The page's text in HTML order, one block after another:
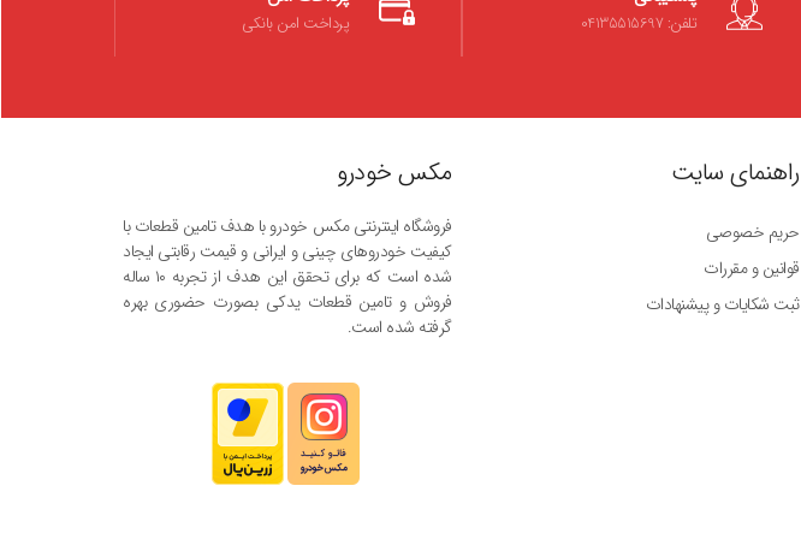
پرداخت امن بانکی تلفن: 04135515697
مکس خودرو
فروشگاه اینترنتی مکس خودرو با هدف تامین قطعات با
کیفیت خودروهای چینی و ایرانی و قیمت رقابتی ایجاد
شده است که برای تحقق این هدف از تجربه ۱۰ ساله
فروش و تامین قطعات یدکی بصورت حضوری بهره
گرفته شده است.
راهنمای سایت
حریم خصوصی
قوانین و مقررات
ثبت شکایات و پیشنهادات